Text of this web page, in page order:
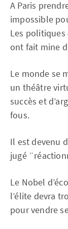
A Paris
impossible
Les
ont fait mine
Le monde se
un théâtre
succès et
fous.
Il est devenu
jugé
Le Nobel
l’élite devra
pour vendre